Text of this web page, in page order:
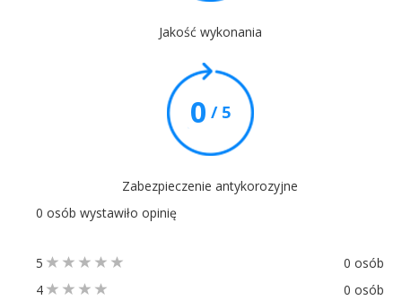
Jakość wykonania
0 / 5
Zabezpieczenie antykorozyjne
0 osób wystawiło opinię
5
0 osób
4
0 osób